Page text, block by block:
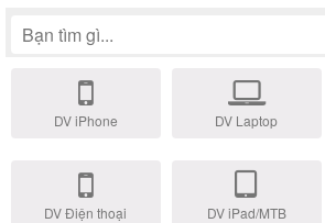
đến thay thôi, còn nếu phản hồi không
xét lại, vì cũng có thể cái phản hồi
cạnh tranh của họ tạo ra. Mình xin
một trung tâm rất uy tín có tiếng trong
Xem video hướng dẫn thay màn hình
DV iPhone DV Laptop
DV Điện thoại DV iPad/MTB